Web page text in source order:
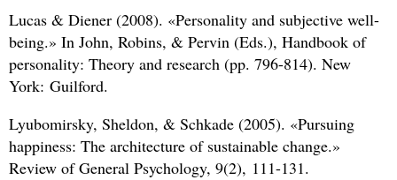
Lucas & Diener (2008). «Personality and subjective well-
being.» In John, Robins, & Pervin (Eds.), Handbook of
personality: Theory and research (pp. 796-814). New
York: Guilford.
Lyubomirsky, Sheldon, & Schkade (2005). «Pursuing
happiness: The architecture of sustainable change.»
Review of General Psychology, 9(2), 111-131.